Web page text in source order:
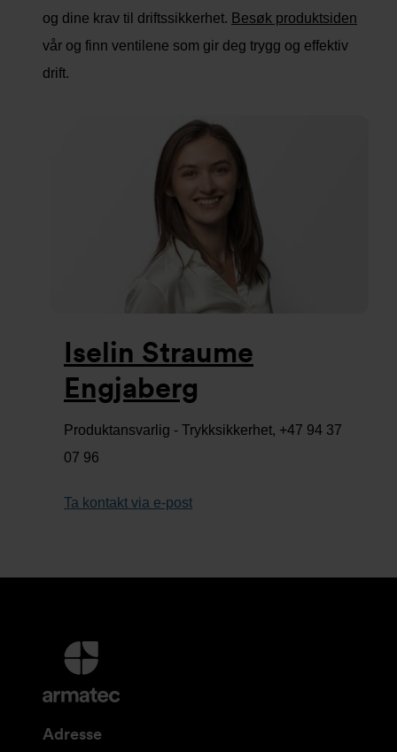
og dine krav til driftssikkerhet. Besøk produktsiden
vår og finn ventilene som gir deg trygg og effektiv
drift.
Iselin Straume
Engjaberg
Produktansvarlig - Trykksikkerhet, +47 94 37
07 96
Ta kontakt via e-post
Mer
informasjon
og
Adresse